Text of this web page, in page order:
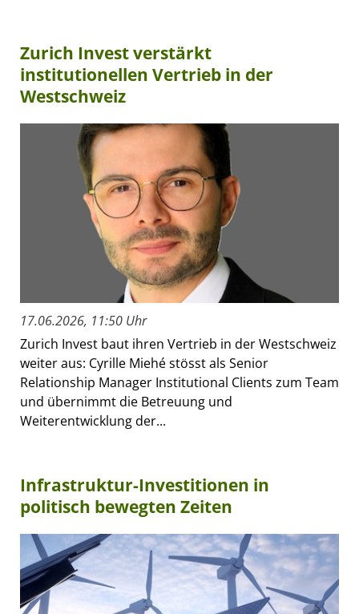
Zurich Invest verstärkt
institutionellen Vertrieb in der
Westschweiz
17.06.2026, 11:50 Uhr
Zurich Invest baut ihren Vertrieb in der Westschweiz
weiter aus: Cyrille Miehé stösst als Senior
Relationship Manager Institutional Clients zum Team
und übernimmt die Betreuung und
Weiterentwicklung der...
Infrastruktur-Investitionen in
politisch bewegten Zeiten